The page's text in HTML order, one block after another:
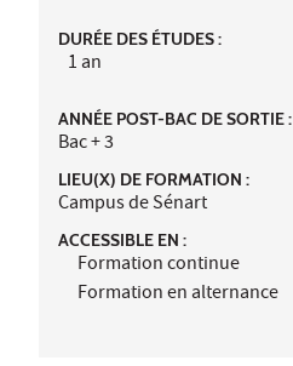
DURÉE DES ÉTUDES :
1 an
ANNÉE POST-BAC DE SORTIE :
Bac + 3
LIEU(X) DE FORMATION :
Campus de Sénart
ACCESSIBLE EN :
Formation continue
Formation en alternance